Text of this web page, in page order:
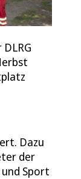
Dazu
der
Sport